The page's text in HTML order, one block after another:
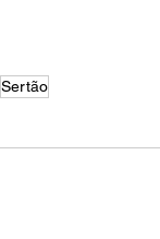
Sertão